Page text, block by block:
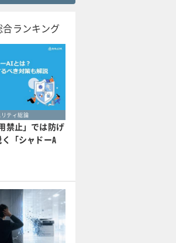
合ランキング
ティ総論
禁止」では防げ
「シャドーA